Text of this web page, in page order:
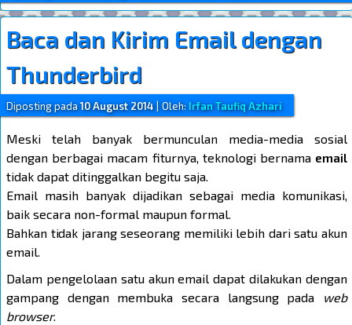
Baca dan Kirim Email dengan
Thunderbird
Diposting pada10 August 2014 Oleh:Irfan Taufiq Azhari
Meski telah banyak bermunculan media-media sosial
dengan berbagai macam fiturnya, teknologi bernama email
tidak dapat ditinggalkan begitu saja.
Email masih banyak dijadikan sebagai media komunikasi,
baik secara non-formal maupun formal.
Bahkan tidak jarang seseorang memiliki lebih dari satu akun
email.
Dalam pengelolaan satu akun email dapat dilakukan dengan
gampang dengan membuka secara langsung pada
web
browser.